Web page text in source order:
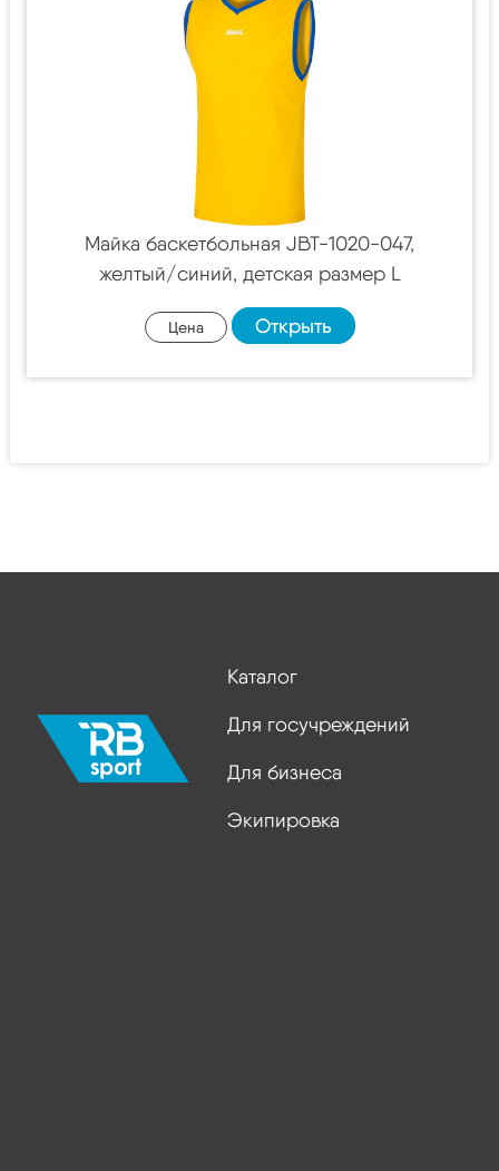
Майка баскетбольная JBT-1020-047,
желтый/синий, детская размер L
Цена Открыть
Каталог
Для госучреждений
Для бизнеса
Экипировка